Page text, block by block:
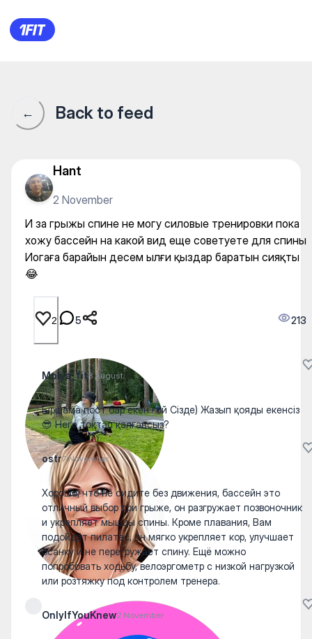
И за грыжы спине не могу
← Back to feed
Hant
2 November
И за грыжы спине не могу силовые тренировки пока
хожу бассейн на какой вид еще советуете для спины
Иогаға барайын десем ылғи қыздар баратын сияқты
😂
2 5 213
Molya_fit3 August
Біршама пост бар екен ғой Сізде) Жазып қояды екенсіз
😎 Неге тоқтап қалғансыз?
ostr7 November
Хорошо, что не сидите без движения, бассейн это
отличный выбор при грыже, он разгружает позвоночник
и укрепляет мышцы спины. Кроме плавания, Вам
подойдёт пилатес, он мягко укрепляет кор, улучшает
осанку и не перегружает спину. Ещё можно
попробовать ходьбу, велоэргометр с низкой нагрузкой
или розтяжку под контролем тренера.
OnlyIfYouKnew2 November